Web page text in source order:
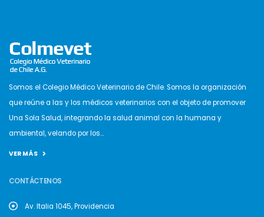
Somos el Colegio Médico Veterinario de Chile. Somos la organización
que reúne a las y los médicos veterinarios con el objeto de promover
Una Sola Salud, integrando la salud animal con la humana y
ambiental, velando por los...
VER MÁS
CONTÁCTENOS
Av. Italia 1045, Providencia